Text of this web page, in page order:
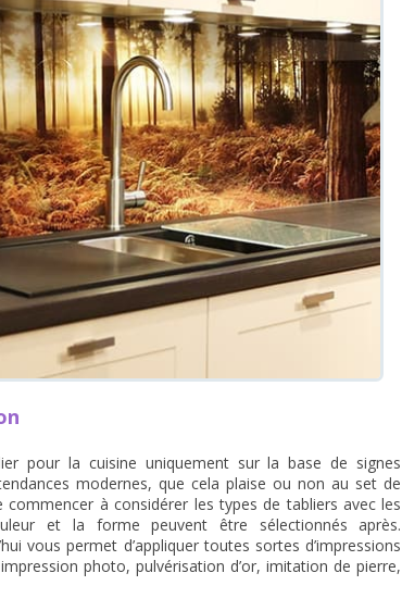
pour la cuisine uniquement sur la base de signes
modernes, que cela plaise ou non au set de
à considérer les types de tabliers avec les
et la forme peuvent être sélectionnés après.
vous permet d’appliquer toutes sortes d’impressions
photo, pulvérisation d’or, imitation de pierre,